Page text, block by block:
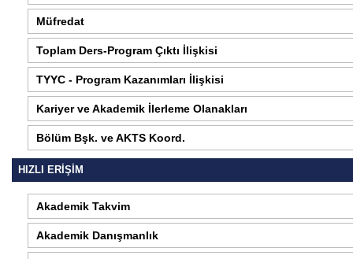
Müfredat
Toplam Ders-Program Çıktı İlişkisi
TYYC - Program Kazanımları İlişkisi
Kariyer ve Akademik İlerleme Olanakları
Bölüm Bşk. ve AKTS Koord.
HIZLI ERİŞİM
Akademik Takvim
Akademik Danışmanlık